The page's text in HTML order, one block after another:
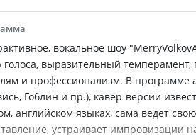
вокальное шоу
голоса, выразительный
и профессионализм. В программе
Гоблин и пр.), кавер-версии
английском языках, сама ведет
устраивает импровизации